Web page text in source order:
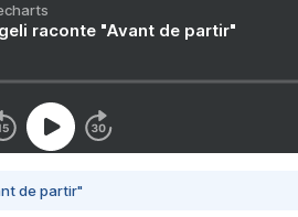
raconte "Avant de partir"
de partir"